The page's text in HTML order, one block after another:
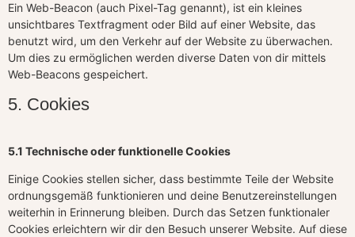
Ein Web-Beacon (auch Pixel-Tag genannt), ist ein kleines
unsichtbares Textfragment oder Bild auf einer Website, das
benutzt wird, um den Verkehr auf der Website zu überwachen.
Um dies zu ermöglichen werden diverse Daten von dir mittels
Web-Beacons gespeichert.
5. Cookies
5.1 Technische oder funktionelle Cookies
Einige Cookies stellen sicher, dass bestimmte Teile der Website
ordnungsgemäß funktionieren und deine Benutzereinstellungen
weiterhin in Erinnerung bleiben. Durch das Setzen funktionaler
Cookies erleichtern wir dir den Besuch unserer Website. Auf diese